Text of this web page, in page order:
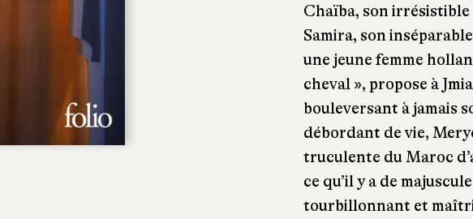
Chaïba, son
Samira, son
une jeune femme
cheval », propose à
bouleversant à jamais
débordant de vie,
truculente du Maroc
ce qu’il y a de
tourbillonnant et